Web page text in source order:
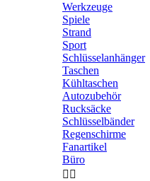
Werkzeuge
Spiele
Strand
Sport
Schlüsselanhänger
Taschen
Kühltaschen
Autozubehör
Rucksäcke
Schlüsselbänder
Regenschirme
Fanartikel
Büro
 